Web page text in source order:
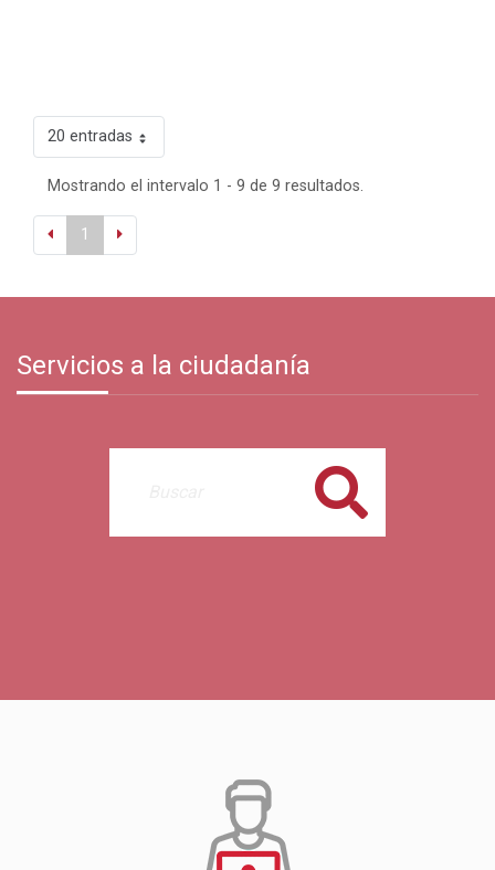
20 entradas
Mostrando el intervalo 1 - 9 de 9 resultados.
1
Servicios a la ciudadanía
Buscar